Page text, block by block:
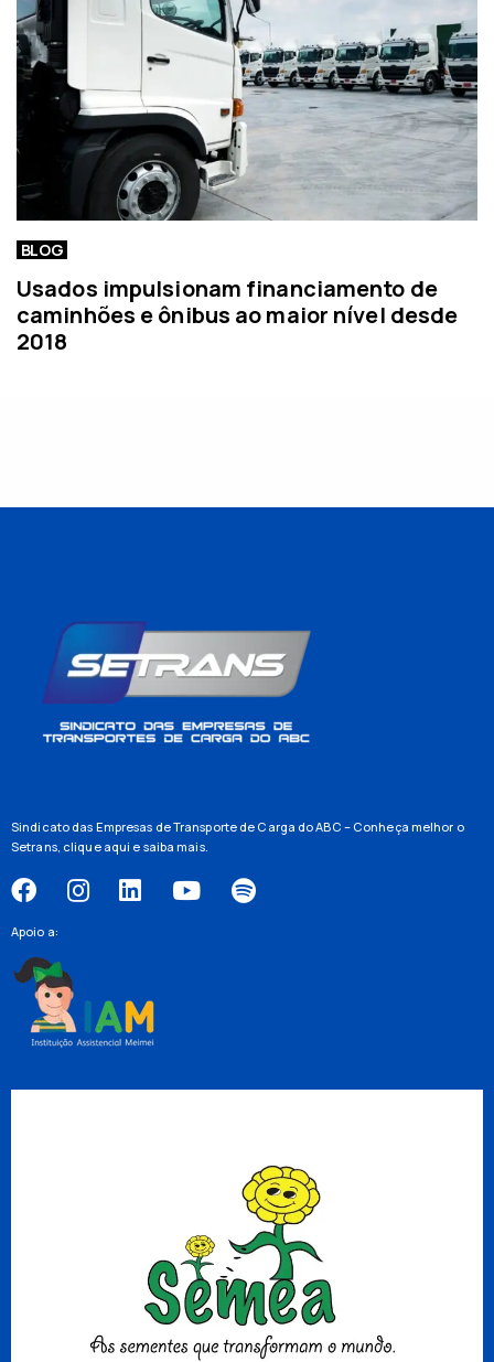
BLOG
Usados impulsionam financiamento de
caminhões e ônibus ao maior nível desde
2018
Sindicato das Empresas de Transporte de Carga do ABC – Conheça melhor o
Setrans, clique aqui e saiba mais.
Apoio a: